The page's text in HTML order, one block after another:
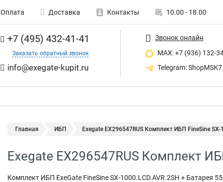
Оплата Доставка Контакты 10.00 - 18.00
+7 (495) 432-41-41
Заказать обратный звонок
info@exegate-kupit.ru
Звонок онлайн
MAX: +7 (936) 132-
Telegram: ShopMSK7
Главная ИБП Exegate EX296547RUS Комплект ИБП FineSine SX-
Exegate EX296547RUS Комплект
Комплект ИБП ExeGate FineSine SX-1000.LCD.AVR.2SH + Батарея